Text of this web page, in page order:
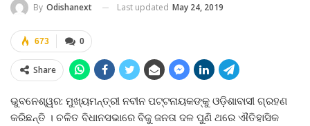
By Odishanext Last updated May 24, 2019
0
673
Share
ଭୁବନେଶ୍ୱର: ମୁଖ୍ୟମନ୍ତ୍ରୀ ନବୀନ ପଟ୍ଟନାୟକଙ୍କୁ ଓଡ଼ିଶାବାସୀ ଗ୍ରହଣ
କରିଛନ୍ତି । ଚଳିତ ବିଧାନସଭାରେ ବିଜୁ ଜନତା ଦଳ ପୁଣି ଥରେ ଐତିହାସିକ